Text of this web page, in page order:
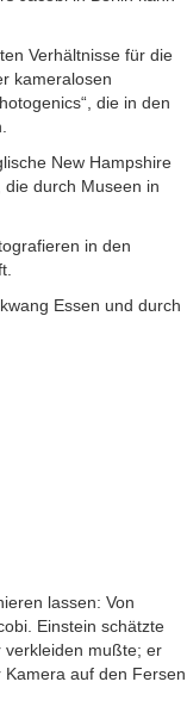
Verhältnisse für die
kameralosen
die in den
New Hampshire
durch Museen in
in den
Essen und durch
lassen: Von
Einstein schätzte
verkleiden mußte; er
auf den Fersen